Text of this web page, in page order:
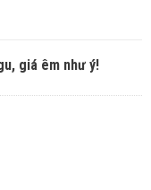
giá êm như ý!